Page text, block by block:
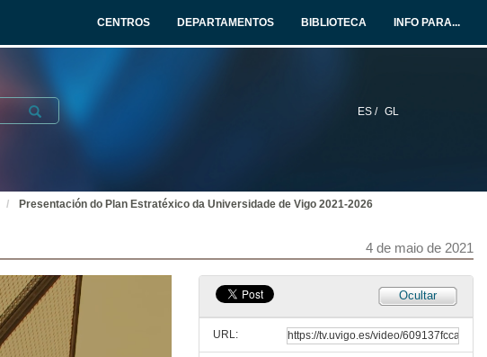
CENTROS DEPARTAMENTOS BIBLIOTECA INFO PARA...
ES / GL
Submit
Presentación do Plan Estratéxico da Universidade de Vigo 2021-2026
4 de maio de 2021
Ocultar
URL: